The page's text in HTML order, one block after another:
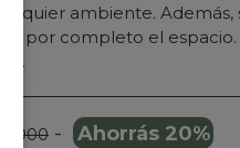
ambiente.
por completo el
- Ahorrás 20%